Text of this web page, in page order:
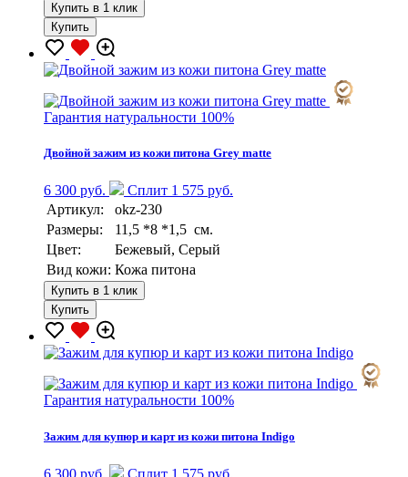
Купить в 1 клик
Купить
Гарантия натуральности 100%
Двойной зажим из кожи питона Grey matte
6 300 руб.
Сплит 1 575 руб.
Артикул:
okz-230
Размеры:
11,5 *8 *1,5 см.
Цвет:
Бежевый, Серый
Вид кожи: Кожа питона
Купить в 1 клик
Купить
Гарантия натуральности 100%
Зажим для купюр и карт из кожи питона Indigo
6 300 руб.
Сплит 1 575 руб.